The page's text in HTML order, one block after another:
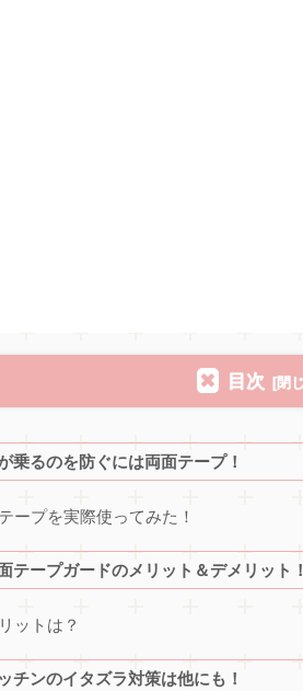
目次
乗るのを防ぐには両面テープ！
ープを実際使ってみた！
テープガードのメリット＆デメリット！
ットは？
チンのイタズラ対策は他にも！